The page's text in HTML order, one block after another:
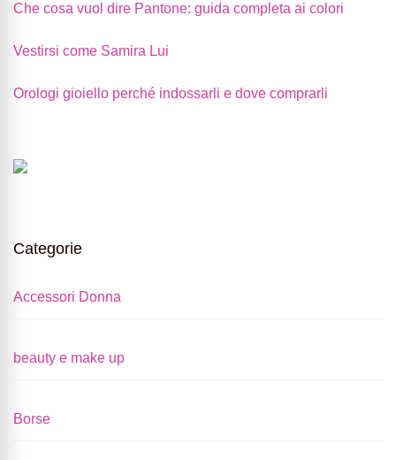
Che cosa vuol dire Pantone: guida completa ai colori
Vestirsi come Samira Lui
Orologi gioiello perché indossarli e dove comprarli
Categorie
Accessori Donna
beauty e make up
Borse